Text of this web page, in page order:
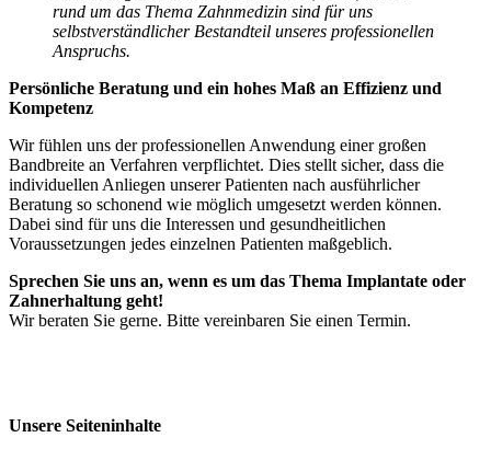
rund um das Thema Zahnmedizin sind für uns
selbstverständlicher Bestandteil unseres professionellen
Anspruchs.
Persönliche Beratung und ein hohes Maß an Effizienz und
Kompetenz
Wir fühlen uns der professionellen Anwendung einer großen
Bandbreite an Verfahren verpflichtet. Dies stellt sicher, dass die
individuellen Anliegen unserer Patienten nach ausführlicher
Beratung so schonend wie möglich umgesetzt werden können.
Dabei sind für uns die Interessen und gesundheitlichen
Voraussetzungen jedes einzelnen Patienten maßgeblich.
Sprechen Sie uns an, wenn es um das Thema Implantate oder
Zahnerhaltung geht!
Wir beraten Sie gerne. Bitte vereinbaren Sie einen Termin.
Unsere Seiteninhalte